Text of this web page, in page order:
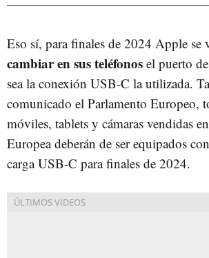
Eso sí, para finales de 2024 Apple se
cambiar en sus teléfonos el puerto
sea la conexión USB-C la utilizada.
comunicado el Parlamento Europeo,
móviles, tablets y cámaras vendidas
Europea deberán de ser equipados
carga USB-C para finales de 2024.